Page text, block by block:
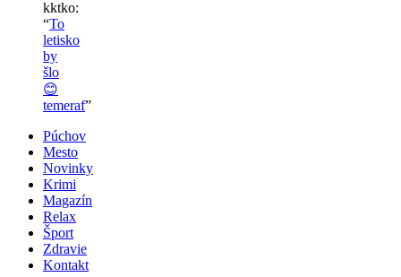
kktko:
“To
letisko
by
šlo
😊
temeraf”
Púchov
Mesto
Novinky
Krimi
Magazín
Relax
Šport
Zdravie
Kontakt